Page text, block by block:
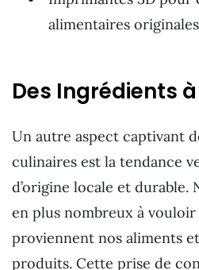
alimentaires originales
Des Ingrédients
Un autre aspect captivant
culinaires est la tendance
d’origine locale et durable.
en plus nombreux à vouloir
proviennent nos aliments
produits. Cette prise de